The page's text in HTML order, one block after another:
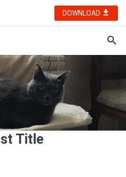
DOWNLOAD
Title